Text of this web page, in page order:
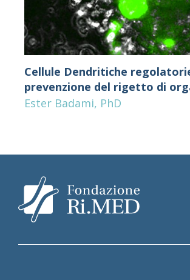
Cellule Dendritiche
prevenzione del rigetto di
Ester Badami, PhD